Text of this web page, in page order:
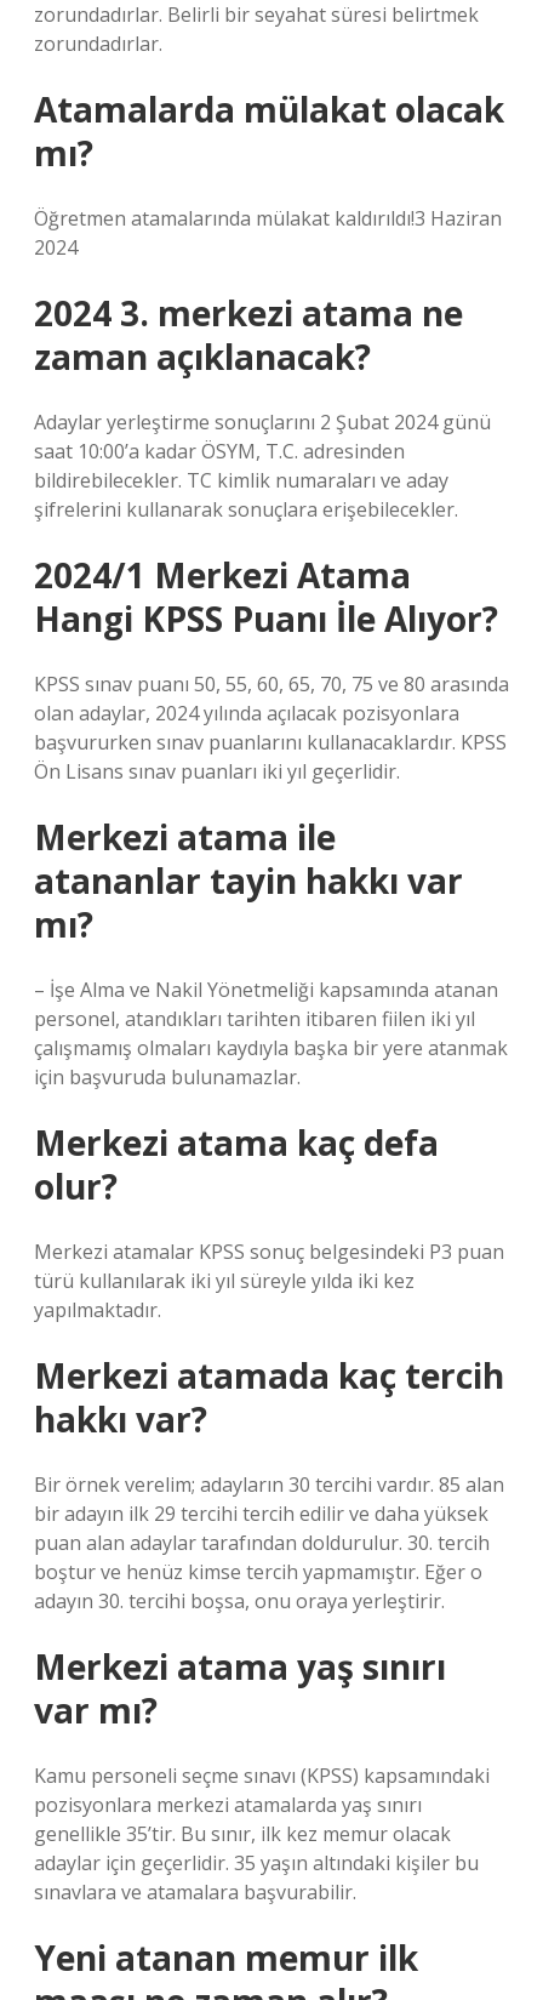
zorundadırlar. Belirli bir seyahat süresi belirtmek
zorundadırlar.
Atamalarda mülakat olacak
mı?
Öğretmen atamalarında mülakat kaldırıldı!3 Haziran
2024
2024 3. merkezi atama ne
zaman açıklanacak?
Adaylar yerleştirme sonuçlarını 2 Şubat 2024 günü
saat 10:00’a kadar ÖSYM, T.C. adresinden
bildirebilecekler. TC kimlik numaraları ve aday
şifrelerini kullanarak sonuçlara erişebilecekler.
2024/1 Merkezi Atama
Hangi KPSS Puanı İle Alıyor?
KPSS sınav puanı 50, 55, 60, 65, 70, 75 ve 80 arasında
olan adaylar, 2024 yılında açılacak pozisyonlara
başvururken sınav puanlarını kullanacaklardır. KPSS
Ön Lisans sınav puanları iki yıl geçerlidir.
Merkezi atama ile
atananlar tayin hakkı var
mı?
– İşe Alma ve Nakil Yönetmeliği kapsamında atanan
personel, atandıkları tarihten itibaren fiilen iki yıl
çalışmamış olmaları kaydıyla başka bir yere atanmak
için başvuruda bulunamazlar.
Merkezi atama kaç defa
olur?
Merkezi atamalar KPSS sonuç belgesindeki P3 puan
türü kullanılarak iki yıl süreyle yılda iki kez
yapılmaktadır.
Merkezi atamada kaç tercih
hakkı var?
Bir örnek verelim; adayların 30 tercihi vardır. 85 alan
bir adayın ilk 29 tercihi tercih edilir ve daha yüksek
puan alan adaylar tarafından doldurulur. 30. tercih
boştur ve henüz kimse tercih yapmamıştır. Eğer o
adayın 30. tercihi boşsa, onu oraya yerleştirir.
Merkezi atama yaş sınırı
var mı?
Kamu personeli seçme sınavı (KPSS) kapsamındaki
pozisyonlara merkezi atamalarda yaş sınırı
genellikle 35’tir. Bu sınır, ilk kez memur olacak
adaylar için geçerlidir. 35 yaşın altındaki kişiler bu
sınavlara ve atamalara başvurabilir.
Yeni atanan memur ilk